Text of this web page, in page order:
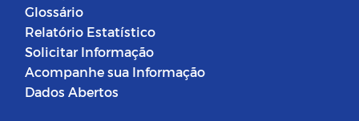
Glossário
Relatório Estatístico
Solicitar Informação
Acompanhe sua Informação
Dados Abertos